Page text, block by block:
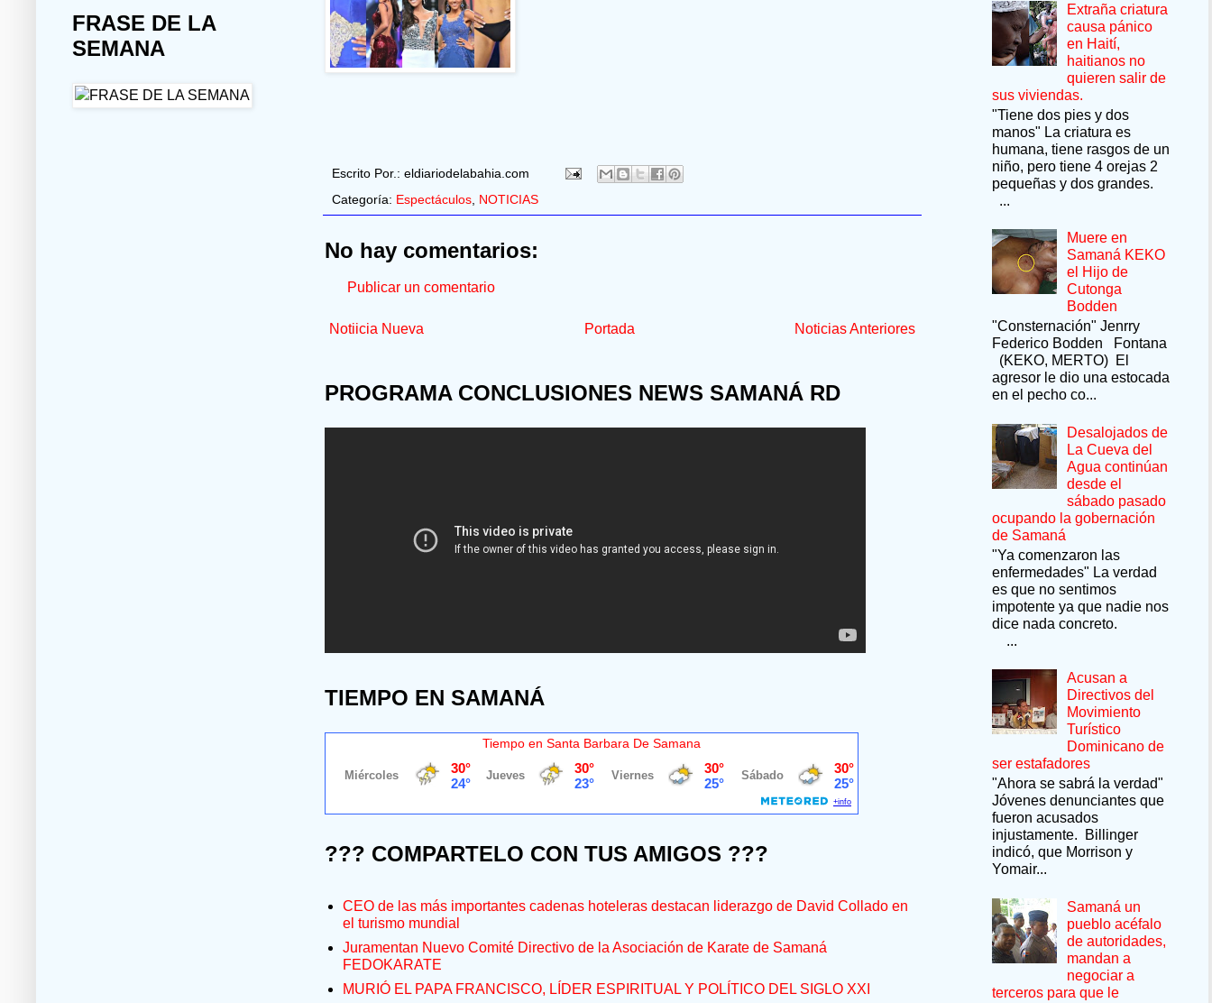
Escrito Por.: eldiariodelabahia.com
Categoría: Espectáculos NOTICIAS
No hay comentarios:
Publicar un comentario
Notiicia Nueva Noticias Anteriores
Portada
PROGRAMA CONCLUSIONES NEWS SAMANÁ RD
TIEMPO EN SAMANÁ
Tiempo en Santa Barbara De Samana
??? COMPARTELO CON TUS AMIGOS ???
CEO de las más importantes cadenas hoteleras destacan liderazgo de David Collado en
el turismo mundial
Juramentan Nuevo Comité Directivo de la Asociación de Karate de Samaná
FEDOKARATE
MURIÓ EL PAPA FRANCISCO, LÍDER ESPIRITUAL Y POLÍTICO DEL SIGLO XXI
FRASE DE LA
SEMANA
Extraña criatura
causa pánico
en Haití,
haitianos no
quieren salir de
sus viviendas.
"Tiene dos pies y dos
manos" La criatura es
humana, tiene rasgos de un
niño, pero tiene 4 orejas 2
pequeñas y dos grandes.
...
Muere en
Samaná KEKO
el Hijo de
Cutonga
Bodden
"Consternación" Jenrry
Federico Bodden Fontana
(KEKO, MERTO) El
agresor le dio una estocada
en el pecho co...
Desalojados de
La Cueva del
Agua continúan
desde el
sábado pasado
ocupando la gobernación
de Samaná
"Ya comenzaron las
enfermedades" La verdad
es que no sentimos
impotente ya que nadie nos
dice nada concreto.
...
Acusan a
Directivos del
Movimiento
Turístico
Dominicano de
ser estafadores
"Ahora se sabrá la verdad"
Jóvenes denunciantes que
fueron acusados
injustamente. Billinger
indicó, que Morrison y
Yomair...
Samaná un
pueblo acéfalo
de autoridades,
mandan a
negociar a
terceros para que le